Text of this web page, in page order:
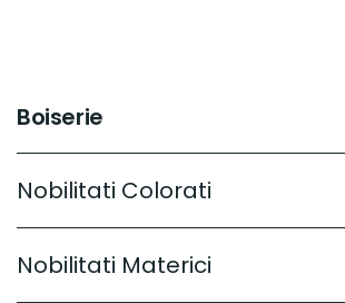
Boiserie
Nobilitati Colorati
Nobilitati Materici